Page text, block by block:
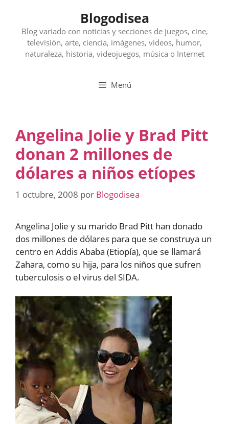
contenido
Blogodisea
Blog variado con noticias y secciones de juegos, cine,
televisión, arte, ciencia, imágenes, videos, humor,
naturaleza, historia, videojuegos, música o Internet
Menú
Angelina Jolie y Brad Pitt
donan 2 millones de
dólares a niños etíopes
1 octubre, 2008 por Blogodisea
Angelina Jolie y su marido Brad Pitt han donado
dos millones de dólares para que se construya un
centro en Addis Ababa (Etiopía), que se llamará
Zahara, como su hija, para los niños que sufren
tuberculosis o el virus del SIDA.